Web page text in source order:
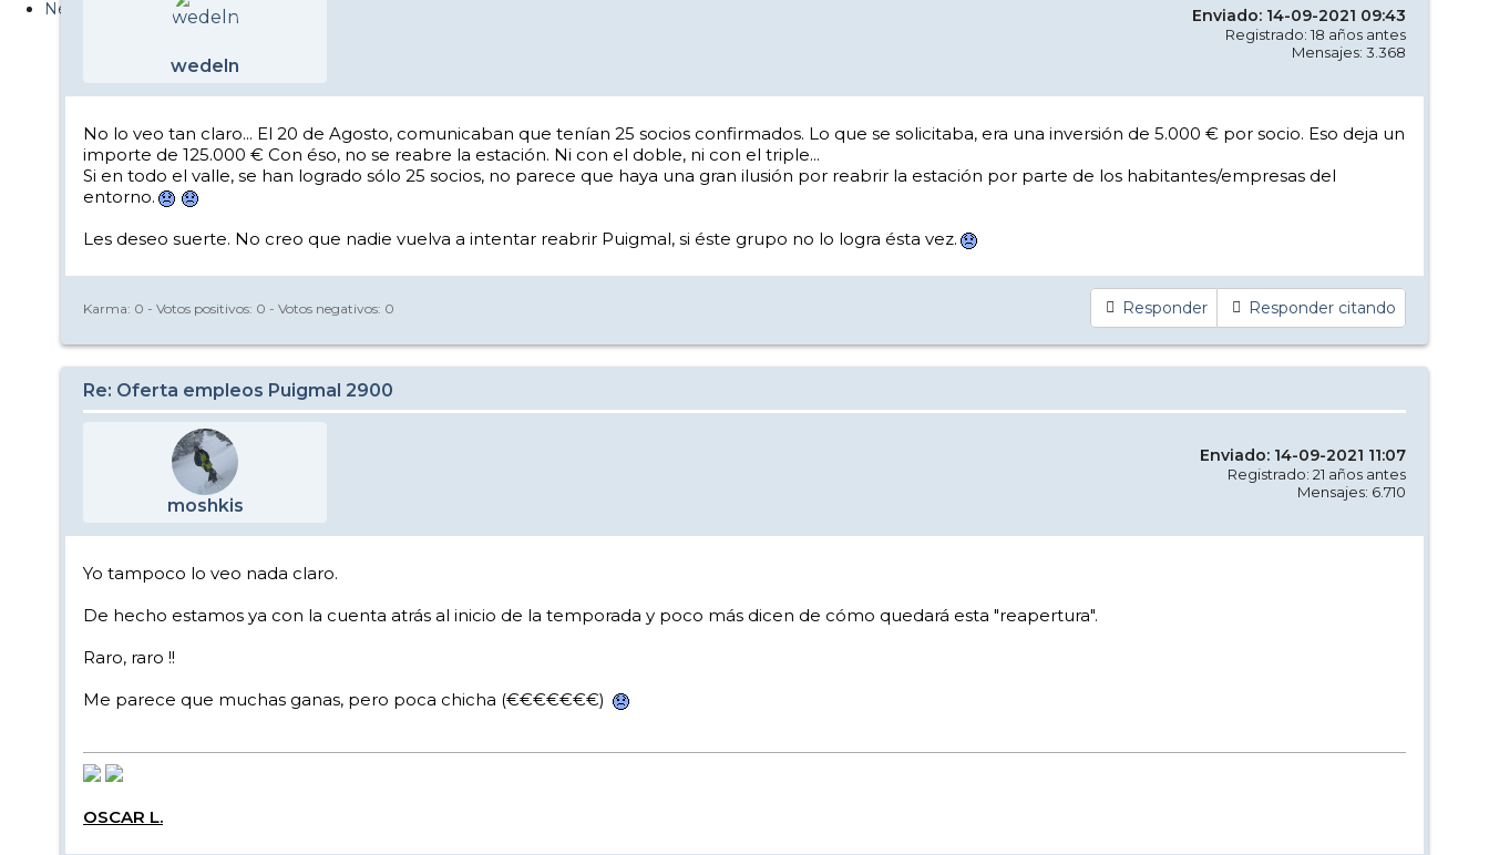
Nevalog
wedeln
Enviado: 14-09-2021 09:43
Registrado: 18 años antes
Mensajes: 3.368
No lo veo tan claro... El 20 de Agosto, comunicaban que tenían 25 socios confirmados. Lo que se solicitaba, era una inversión de 5.000 € por socio. Eso deja un
importe de 125.000 € Con éso, no se reabre la estación. Ni con el doble, ni con el triple...
Si en todo el valle, se han logrado sólo 25 socios, no parece que haya una gran ilusión por reabrir la estación por parte de los habitantes/empresas del
entorno.
Les deseo suerte. No creo que nadie vuelva a intentar reabrir Puigmal, si éste grupo no lo logra ésta vez.
Responder Responder citando
Karma: 0 - Votos positivos: 0 - Votos negativos: 0
Re: Oferta empleos Puigmal 2900
moshkis
Enviado: 14-09-2021 11:07
Registrado: 21 años antes
Mensajes: 6.710
Yo tampoco lo veo nada claro.
De hecho estamos ya con la cuenta atrás al inicio de la temporada y poco más dicen de cómo quedará esta "reapertura".
Raro, raro !!
Me parece que muchas ganas, pero poca chicha (€€€€€€€)
OSCAR L.